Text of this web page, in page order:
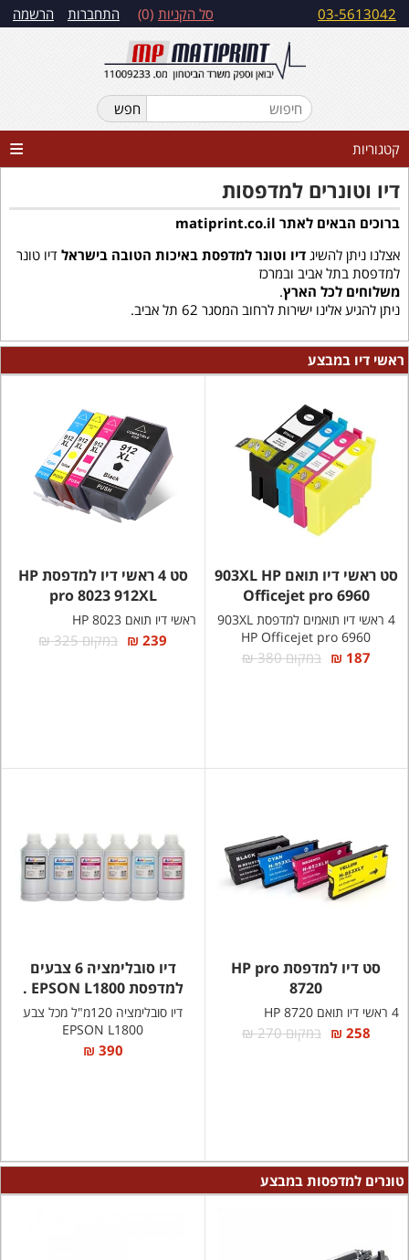
התחברות הרשמה סל הקניות 0 03-5613042
קטגוריות
דיו וטונרים למדפסות
ברוכים הבאים לאתר matiprint.co.il
אצלנו ניתן להשיג דיו וטונר למדפסת באיכות הטובה בישראלדיו טונר
למדפסת בתל אביב ובמרכז
משלוחים לכל הארץ.
ניתן להגיע אלינו ישירות לרחוב המסגר 62 תל אביב.
ראשי דיו במבצע
סט ראשי דיו תואם 903XL HP
Officejet pro 6960
4 ראשי דיו תואמים למדפסת 903XL
HP Officejet pro 6960
187 ₪ במקום 380 ₪
סט 4 ראשי דיו למדפסת HP
pro 8023 912XL
ראשי דיו תואם HP 8023
239 ₪ במקום 325 ₪
סט דיו למדפסת HP pro
8720
4 ראשי דיו תואם HP 8720
258 ₪ במקום 270 ₪
דיו סובלימציה 6 צבעים
למדפסת EPSON L1800 .
דיו סובלימציה 120מ"ל מכל צבע
EPSON L1800
390 ₪
טונרים למדפסות במבצע